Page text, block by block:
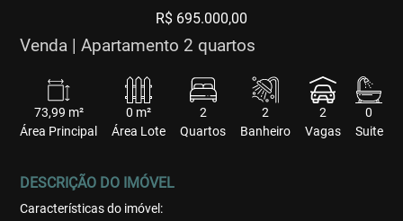
R$ 695.000,00
Venda | Apartamento 2 quartos
73,99 m²
Área Principal
0 m²
Área Lote
2
Quartos
2
Banheiro
2
Vagas
0
Suite
DESCRIÇÃO DO IMÓVEL
Características do imóvel: